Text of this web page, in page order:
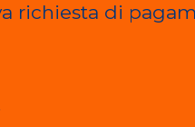
richiesta di